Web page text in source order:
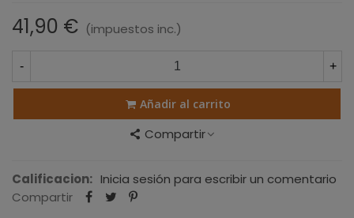
41,90 € (impuestos inc.)
- +
Añadir al carrito
Compartir
Calificacion: Inicia sesión para escribir un comentario
Compartir